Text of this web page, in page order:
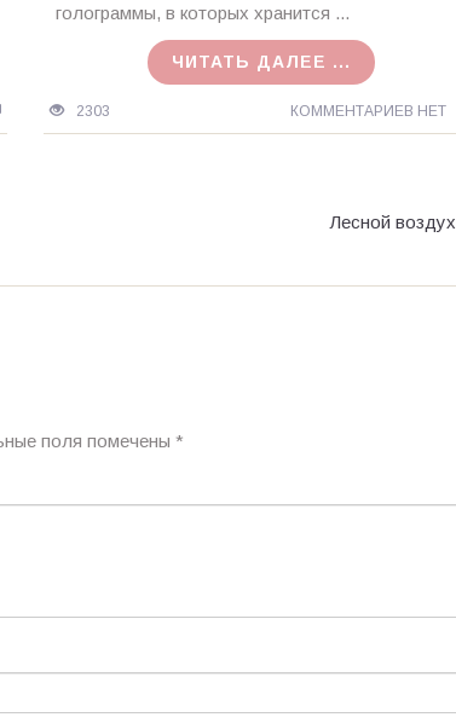
09.02.2016
голограммы, в которых хранится ...
ЧИТАТЬ ДАЛЕЕ ...
2303 КОММЕНТАРИЕВ НЕТ
Лесной воздух
поля помечены *